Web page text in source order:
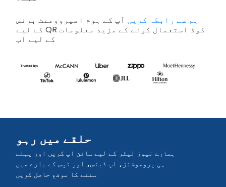
ہم سے رابطہ کریں آپ کے ہوم امپروومنٹ بزنس
کے لیے QR کوڈ استعمال کرنے کے مزید معلومات
کے لیے اب
حلقے میں رہو
ہمارے نیوز لیٹر کے لیے سائن اپ کریں اور پہلے
ہی پروموشنز، اپ ڈیٹس، اور ٹپس کے بارے میں
سننے کا موقع حاصل کریں